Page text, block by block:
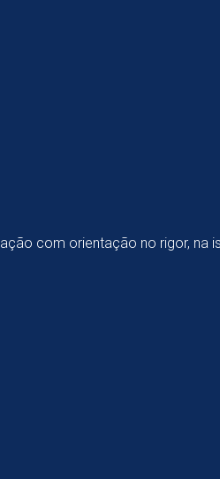
com orientação no rigor, na